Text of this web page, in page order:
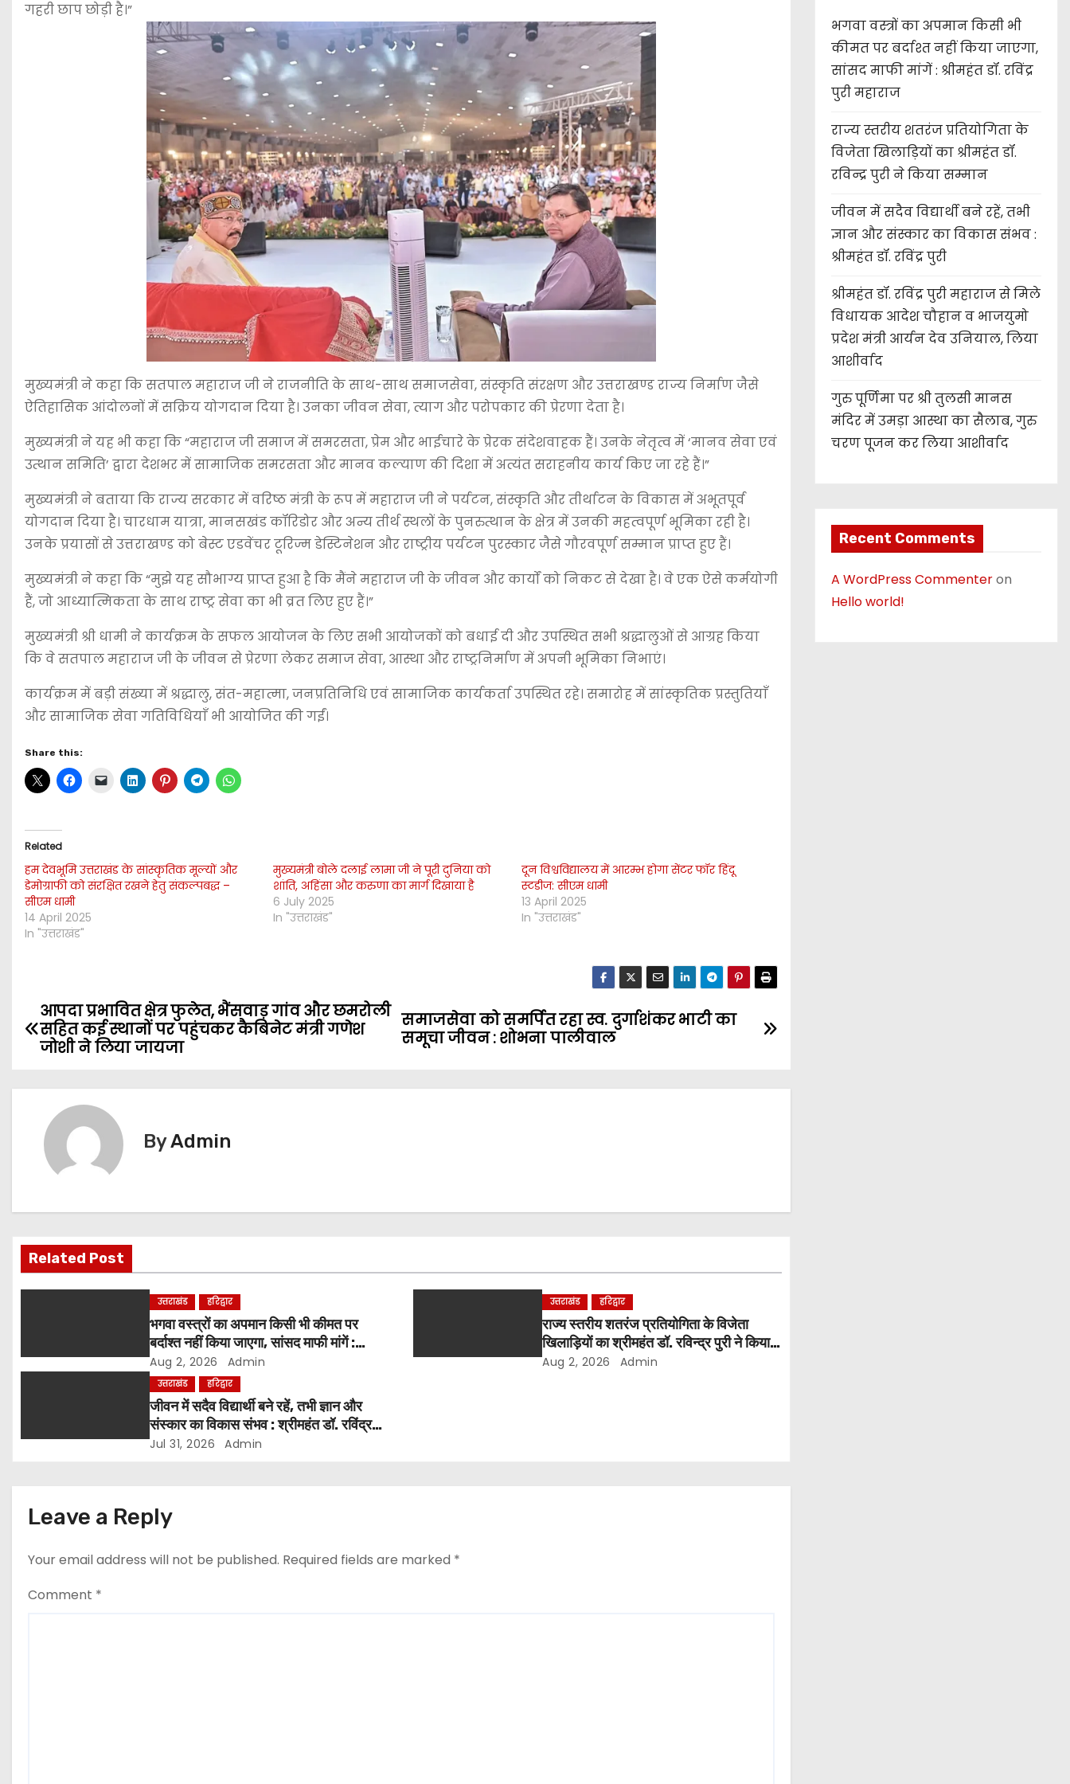
गहरी छाप छोड़ी है।”
मुख्यमंत्री ने कहा कि सतपाल महाराज जी ने राजनीति के साथ-साथ समाजसेवा, संस्कृति संरक्षण और उत्तराखण्ड राज्य निर्माण जैसे
ऐतिहासिक आंदोलनों में सक्रिय योगदान दिया है। उनका जीवन सेवा, त्याग और परोपकार की प्रेरणा देता है।
मुख्यमंत्री ने यह भी कहा कि “महाराज जी समाज में समरसता, प्रेम और भाईचारे के प्रेरक संदेशवाहक हैं। उनके नेतृत्व में ‘मानव सेवा एवं
उत्थान समिति’ द्वारा देशभर में सामाजिक समरसता और मानव कल्याण की दिशा में अत्यंत सराहनीय कार्य किए जा रहे हैं।”
मुख्यमंत्री ने बताया कि राज्य सरकार में वरिष्ठ मंत्री के रूप में महाराज जी ने पर्यटन, संस्कृति और तीर्थाटन के विकास में अभूतपूर्व
योगदान दिया है। चारधाम यात्रा, मानसखंड कॉरिडोर और अन्य तीर्थ स्थलों के पुनरुत्थान के क्षेत्र में उनकी महत्वपूर्ण भूमिका रही है।
उनके प्रयासों से उत्तराखण्ड को बेस्ट एडवेंचर टूरिज्म डेस्टिनेशन और राष्ट्रीय पर्यटन पुरस्कार जैसे गौरवपूर्ण सम्मान प्राप्त हुए हैं।
मुख्यमंत्री ने कहा कि “मुझे यह सौभाग्य प्राप्त हुआ है कि मैंने महाराज जी के जीवन और कार्यों को निकट से देखा है। वे एक ऐसे कर्मयोगी
हैं, जो आध्यात्मिकता के साथ राष्ट्र सेवा का भी व्रत लिए हुए हैं।”
मुख्यमंत्री श्री धामी ने कार्यक्रम के सफल आयोजन के लिए सभी आयोजकों को बधाई दी और उपस्थित सभी श्रद्धालुओं से आग्रह किया
कि वे सतपाल महाराज जी के जीवन से प्रेरणा लेकर समाज सेवा, आस्था और राष्ट्रनिर्माण में अपनी भूमिका निभाएं।
कार्यक्रम में बड़ी संख्या में श्रद्धालु, संत-महात्मा, जनप्रतिनिधि एवं सामाजिक कार्यकर्ता उपस्थित रहे। समारोह में सांस्कृतिक प्रस्तुतियाँ
और सामाजिक सेवा गतिविधियाँ भी आयोजित की गईं।
Share this:
Related
हम देवभूमि उत्तराखंड के सांस्कृतिक मूल्यों और
डेमोग्राफी को संरक्षित रखने हेतु संकल्पबद्ध –
सीएम धामी
14 April 2025
In "उत्तराखंड"
मुख्यमंत्री बोले दलाई लामा जी ने पूरी दुनिया को
शांति, अहिंसा और करुणा का मार्ग दिखाया है
6 July 2025
In "उत्तराखंड"
दून विश्वविद्यालय में आरम्भ होगा सेंटर फॉर हिंदू
स्टडीज: सीएम धामी
13 April 2025
In "उत्तराखंड"
P
s
v
i
g
t
समाजसेवा को समर्पित रहा स्व. दुर्गाशंकर भाटी का
समूचा जीवन : शोभना पालीवाल
आपदा प्रभावित क्षेत्र फुलेत, भैंसवाड़ गांव और छमरोली
सहित कई स्थानों पर पहुंचकर कैबिनेट मंत्री गणेश
जोशी ने लिया जायजा
ByAdmin
Related Post
उत्तराखंड हरिद्वार
भगवा वस्त्रों का अपमान किसी भी कीमत पर
बर्दाश्त नहीं किया जाएगा, सांसद माफी मांगें :
श्रीमहंत डॉ. रविंद्र पुरी महाराज
Aug 2, 2026 Admin
उत्तराखंड हरिद्वार
राज्य स्तरीय शतरंज प्रतियोगिता के विजेता
खिलाड़ियों का श्रीमहंत डॉ. रविन्द्र पुरी ने किया
सम्मान
Aug 2, 2026 Admin
उत्तराखंड हरिद्वार
जीवन में सदैव विद्यार्थी बने रहें, तभी ज्ञान और
संस्कार का विकास संभव : श्रीमहंत डॉ. रविंद्र
पुरी
Jul 31, 2026 Admin
Leave a Reply
Your email address will not be published. Required fields are marked *
Comment *
भगवा वस्त्रों का अपमान किसी भी
कीमत पर बर्दाश्त नहीं किया जाएगा,
सांसद माफी मांगें : श्रीमहंत डॉ. रविंद्र
पुरी महाराज
राज्य स्तरीय शतरंज प्रतियोगिता के
विजेता खिलाड़ियों का श्रीमहंत डॉ.
रविन्द्र पुरी ने किया सम्मान
जीवन में सदैव विद्यार्थी बने रहें, तभी
ज्ञान और संस्कार का विकास संभव :
श्रीमहंत डॉ. रविंद्र पुरी
श्रीमहंत डॉ. रविंद्र पुरी महाराज से मिले
विधायक आदेश चौहान व भाजयुमो
प्रदेश मंत्री आर्यन देव उनियाल, लिया
आशीर्वाद
गुरु पूर्णिमा पर श्री तुलसी मानस
मंदिर में उमड़ा आस्था का सैलाब, गुरु
चरण पूजन कर लिया आशीर्वाद
Recent Comments
A WordPress Commenteron
Hello world!